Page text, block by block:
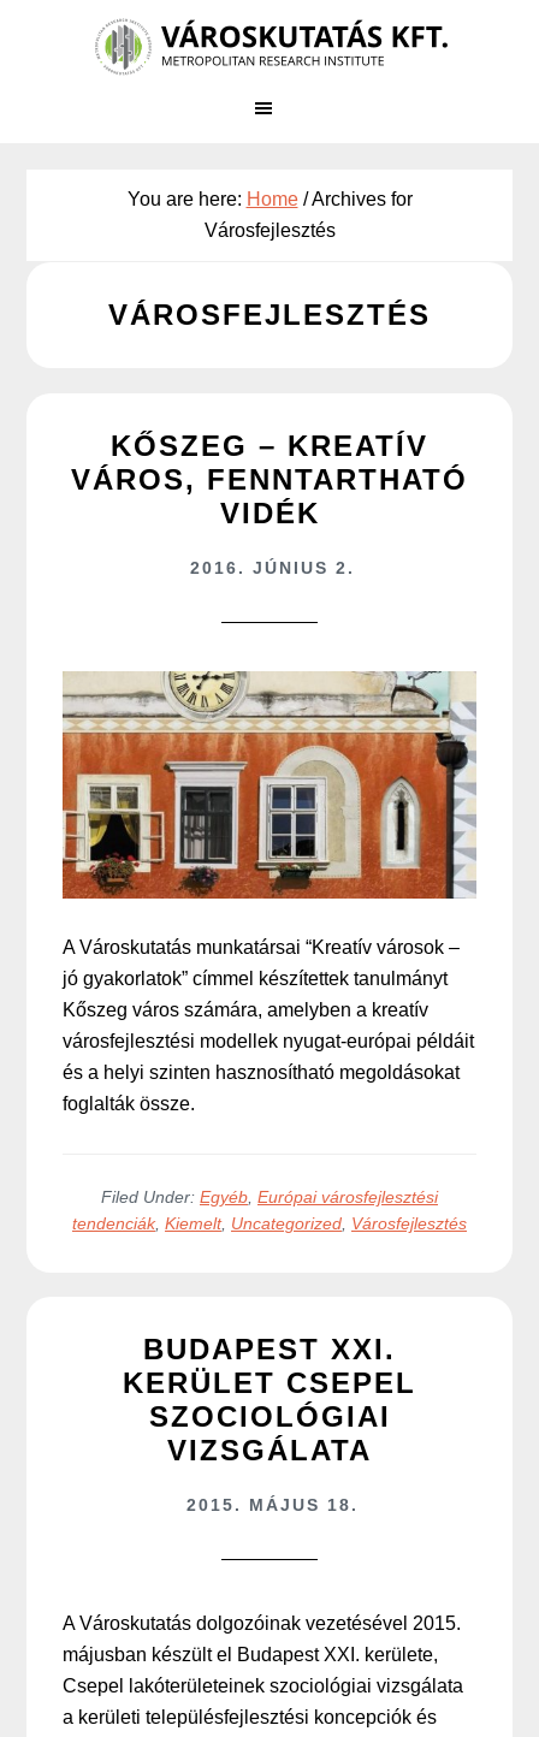
You are here: Home /Archives for
Városfejlesztés
VÁROSFEJLESZTÉS
KŐSZEG – KREATÍV
VÁROS, FENNTARTHATÓ
VIDÉK
2016. JÚNIUS 2.
A Városkutatás munkatársai “Kreatív városok –
jó gyakorlatok” címmel készítettek tanulmányt
Kőszeg város számára, amelyben a kreatív
városfejlesztési modellek nyugat-európai példáit
és a helyi szinten hasznosítható megoldásokat
foglalták össze.
Filed Under: Egyéb Európai városfejlesztési
tendenciák, Kiemelt, Uncategorized Városfejlesztés
BUDAPEST XXI.
KERÜLET CSEPEL
SZOCIOLÓGIAI
VIZSGÁLATA
2015. MÁJUS 18.
A Városkutatás dolgozóinak vezetésével 2015.
májusban készült el Budapest XXI. kerülete,
Csepel lakóterületeinek szociológiai vizsgálata
a kerületi településfejlesztési koncepciók és